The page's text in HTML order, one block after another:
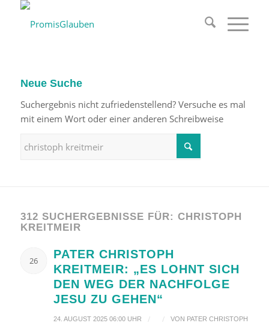
Neue Suche
Suchergebnis nicht zufriedenstellend? Versuche es mal
mit einem Wort oder einer anderen Schreibweise
312 SUCHERGEBNISSE FÜR: CHRISTOPH
KREITMEIR
26
PATER CHRISTOPH
KREITMEIR: „ES LOHNT SICH
DEN WEG DER NACHFOLGE
JESU ZU GEHEN“
24. AUGUST 2025 06:00 UHR / / VON PATER CHRISTOPH